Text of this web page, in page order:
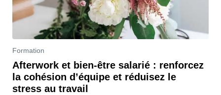
Formation
Afterwork et bien-être salarié : renforcez
la cohésion d’équipe et réduisez le
stress au travail